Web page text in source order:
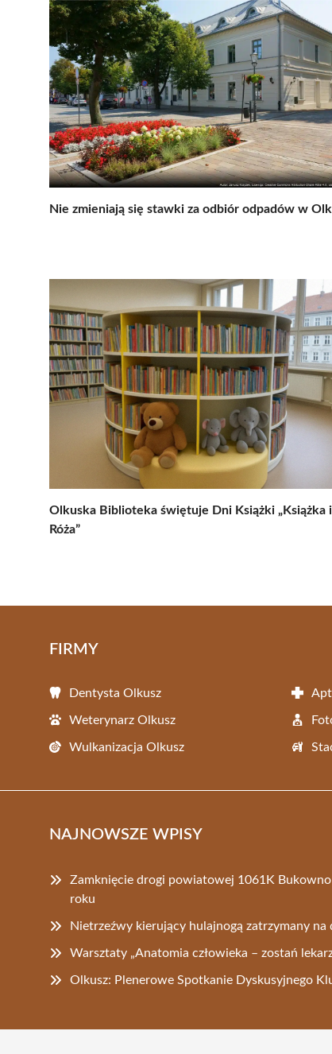
Nie zmieniają się stawki za odbiór odpadów w
Olkuska Biblioteka świętuje Dni Książki „Książka i
Róża”
FIRMY
Dentysta Olkusz
Weterynarz Olkusz
Wulkanizacja Olkusz
NAJNOWSZE WPISY
Zamknięcie drogi powiatowej 1061K
roku
Nietrzeźwy kierujący hulajnogą zatrzymany
Warsztaty „Anatomia człowieka – zostań
Olkusz: Plenerowe Spotkanie Dyskusyjnego